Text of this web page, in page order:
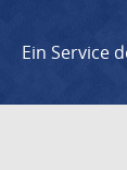
Ein Service